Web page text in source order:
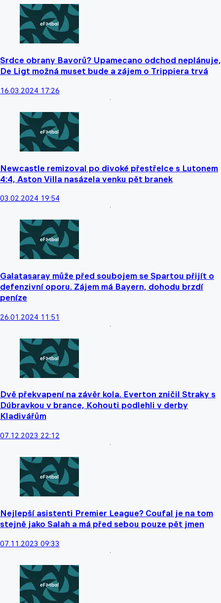
Srdce obrany Bavorů? Upamecano odchod neplánuje,
De Ligt možná muset bude a zájem o Trippiera trvá
16.03.2024 17:26
Newcastle remizoval po divoké přestřelce s Lutonem
4:4, Aston Villa nasázela venku pět branek
03.02.2024 19:54
Galatasaray může před soubojem se Spartou přijít o
defenzivní oporu. Zájem má Bayern, dohodu brzdí
peníze
26.01.2024 11:51
Dvě překvapení na závěr kola. Everton zničil Straky s
Dúbravkou v brance, Kohouti podlehli v derby
Kladivářům
07.12.2023 22:12
Nejlepší asistenti Premier League? Coufal je na tom
stejně jako Salah a má před sebou pouze pět jmen
07.11.2023 09:33